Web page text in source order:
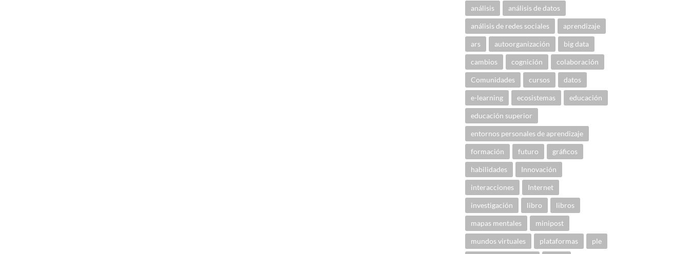
análisis análisis de datos
análisis de redes sociales aprendizaje
ars autoorganización big data
cambios cognición colaboración
Comunidades cursos datos
e-learning ecosistemas educación
educación superior
entornos personales de aprendizaje
formación futuro gráficos
habilidades Innovación
interacciones Internet
investigación libro libros
mapas mentales minipost
mundos virtuales plataformas ple